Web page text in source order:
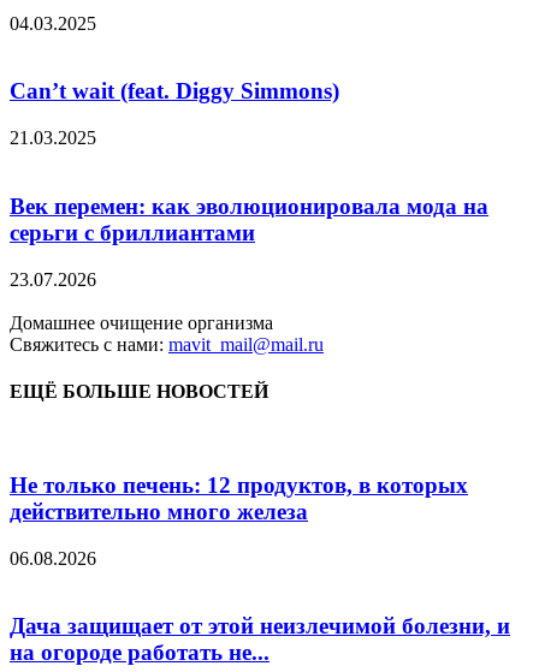
04.03.2025
Can’t wait (feat. Diggy Simmons)
21.03.2025
Век перемен: как эволюционировала мода на
серьги с бриллиантами
23.07.2026
Домашнее очищение организма
Свяжитесь с нами: mavit_mail@mail.ru
ЕЩЁ БОЛЬШЕ НОВОСТЕЙ
Не только печень: 12 продуктов, в которых
действительно много железа
06.08.2026
Дача защищает от этой неизлечимой болезни, и
на огороде работать не...